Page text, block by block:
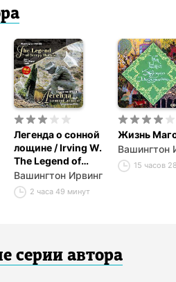
а
Легенда о сонной
лощине / Irving W.
The Legend of
Sleepy Hollow
Вашингтон Ирвинг
2 часа 49 минут
Жизнь
Вашингтон
15 часов
серии автора